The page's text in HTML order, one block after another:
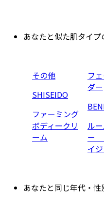
あなたと似た肌タイ
その他
SHISEIDO
ファーミング
ボディークリ
ーム
フ
ダー
ル
ー
イジ
あなたと同じ年代・